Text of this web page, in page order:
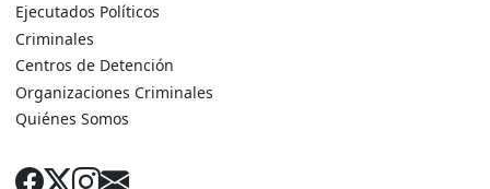
Ejecutados Políticos
Criminales
Centros de Detención
Organizaciones Criminales
Quiénes Somos